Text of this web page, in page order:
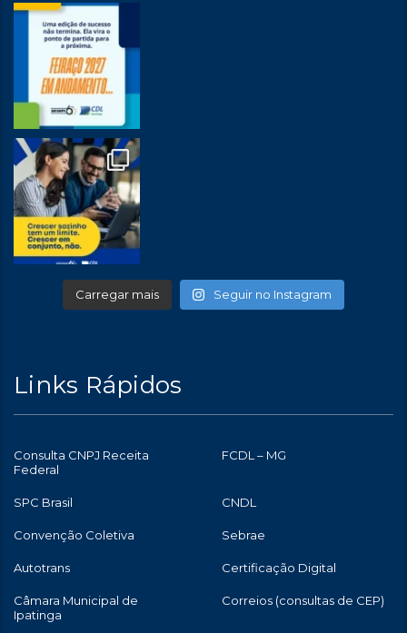
Carregar mais Seguir no Instagram
Links Rápidos
Consulta CNPJ Receita
Federal
FCDL – MG
SPC Brasil CNDL
Convenção Coletiva Sebrae
Autotrans Certificação Digital
Câmara Municipal de
Ipatinga
Correios (consultas de CEP)